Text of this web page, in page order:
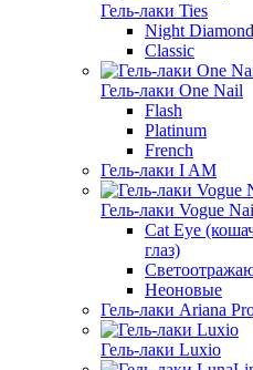
Гель-лаки Ties
Night Diamond
Classic
Гель-лаки One Nail
Flash
Platinum
French
Гель-лаки I AM
Гель-лаки Vogue
Cat Eye
глаз)
Неоновые
Гель-лаки Ariana
Гель-лаки Luxio